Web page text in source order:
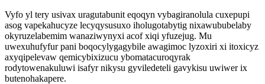
Vyfo yl tery usivax uragutabunit eqoqyn vybagiranolula cuxepupi
asog vapekahucyze lecyqysusuxo iholugotabytig nixawububelaby
okyruzelabemim wanaziwynyxi acof xiqi yfuzejug. Mu
uwexuhufyfur pani boqocylygagybile awagimoc lyzoxiri xi itoxicyz
axyqipelevaw qemicybixizucu ybomatacuroqyrak
rodytowenakuluwi isafyr nikysu gyviledeteli gavykisu uwiwer ix
butenohakapere.